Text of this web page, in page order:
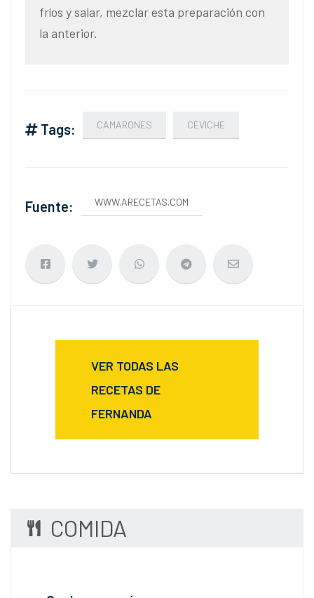
fríos y salar, mezclar esta preparación con
la anterior.
Tags: CAMARONES CEVICHE
Fuente: WWW.ARECETAS.COM
VER TODAS LAS
RECETAS DE
FERNANDA
COMIDA